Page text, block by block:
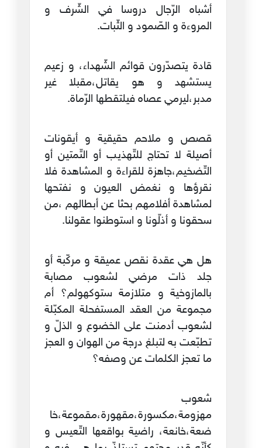
أشباه الرّجال دروسا في الشّرف و
المروءة و الصّمود و الثّبات.
قادة يتصدّرون قوائم الشّهداء، و زعيم
يستشهد و هو يقاتل،مقبلا غير
مدبر،ليرمي عصاه فيلتقطها الرّماة.
قصص و ملاحم حقيقية و أيقونات
أصيلة لا تحتاج للتّهذيب أو التّمتين أو
التّضخيم،جاهزة للقراءة و المشاهدة فلا
نقرؤها و نغمض العيون و نفتحها
لمشاهدة أفلامهم بحثا عن أبطالهم ،من
سحقونا و أذلّونا و استوطنوا عقولنا.
هل هي عقدة نقص عميقة و مركّبة أو
جلد ذات مرضي لشعوب مصابة
بالمازوخية و متلازمة ستوكهولم؟ أم
مجموعة من العقد المستفحلة المكبّلة
لشعوب أدمنت على الخضوع و الذلّ و
تطبّعت به لتبلغ درجة من الهوان و العجز
ما تعجز الكلمات عن وصفه؟
شعوب
مهزومة،مكسورة،مقهورة،مقموعة،خا
ضعة،خانعة، راضية بواقعها التّعيس و